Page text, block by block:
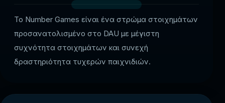
Το Number Games είναι ένα στρώμα στοιχημάτων
προσανατολισμένο στο DAU με μέγιστη
συχνότητα στοιχημάτων και συνεχή
δραστηριότητα τυχερών παιχνιδιών.